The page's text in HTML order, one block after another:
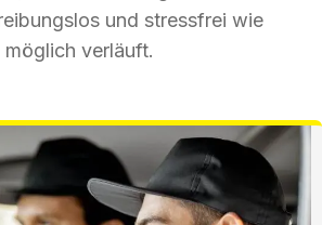
und stressfrei wie
möglich verläuft.